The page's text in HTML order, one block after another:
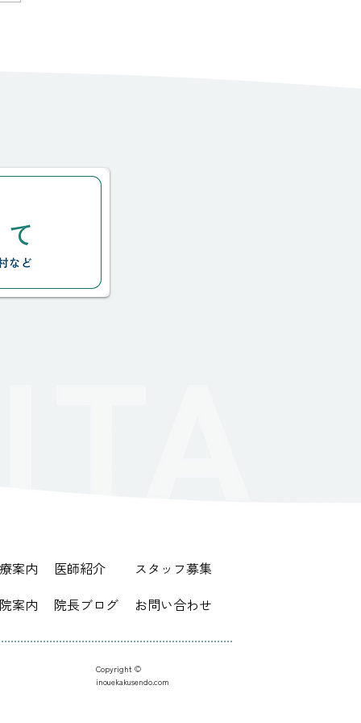
案内 医師紹介
スタッフ募集
案内
院長ブログ お問い合わせ
Copyright ©︎
inouekakusendo.com